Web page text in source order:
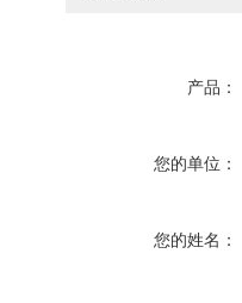
产品：
您的单位：
您的姓名：